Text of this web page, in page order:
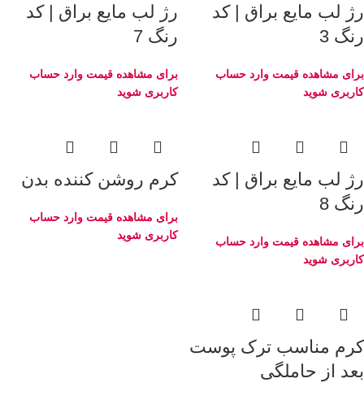
رژ لب مایع براق | کد
رنگ 3
برای مشاهده قیمت وارد حساب
کاربری شوید
رژ لب مایع براق | کد
رنگ 7
برای مشاهده قیمت وارد حساب
کاربری شوید
رژ لب مایع براق | کد
رنگ 8
برای مشاهده قیمت وارد حساب
کاربری شوید
کرم روشن ‌کننده بدن
برای مشاهده قیمت وارد حساب
کاربری شوید
کرم مناسب ترک پوست
بعد از حاملگی